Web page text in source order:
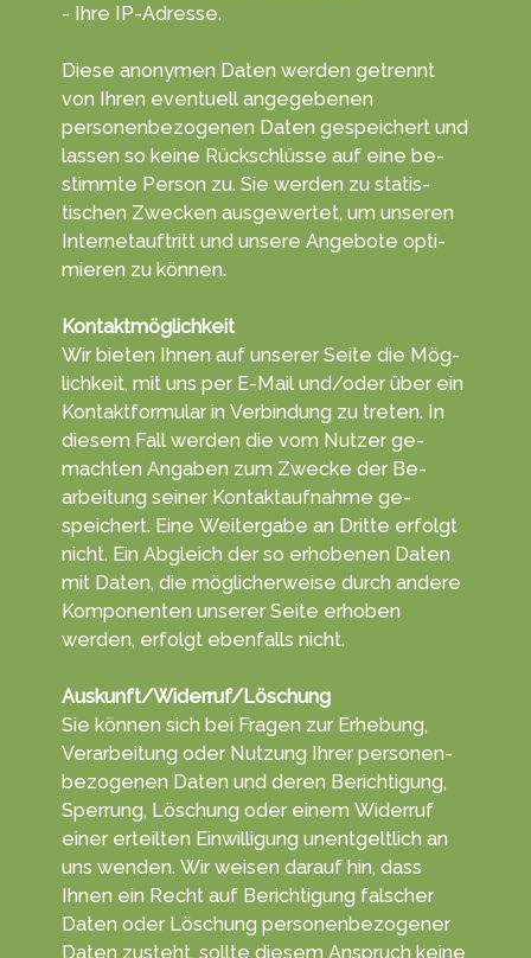
- Ihre IP-Adresse.
Diese anonymen Daten wer­den getrennt
von Ihren even­tuell ange­gebenen
personen­bezogenen Da­ten ge­speichert und
lassen so keine Rück­schlüsse auf eine be­
stimmte Per­son zu. Sie wer­den zu statis­
tischen Zwecken aus­gewertet, um unseren
Internet­auftritt und unsere An­gebote opti­
mieren zu kön­nen.
Kontaktmöglichkeit
Wir bieten Ihnen auf unserer Sei­te die Mög­
lich­keit, mit uns per E-Mail und/oder über ein
Kontakt­formu­lar in Ver­bin­dung zu tret­en. In
die­sem Fall werden die vom Nut­zer ge­
machten An­gab­en zum Zwecke der Be­
arbei­tung seiner Kontakt­aufnahme ge­
speichert. Eine Weiter­gabe an Dritte erfolgt
nicht. Ein Ab­gleich der so erho­benen Da­ten
mit Da­ten, die mög­licher­weise durch andere
Kompo­nenten unserer Sei­te erhoben
werden, er­folgt eben­falls nicht.
Auskunft/Widerruf/Löschung
Sie können sich bei Fra­gen zur Er­heb­ung,
Ver­arbei­tung oder Nut­zung Ihrer personen­
bezoge­nen Da­ten und deren Berich­tigung,
Sper­rung, Lö­schung oder einem Wider­ruf
einer erteil­ten Ein­willigung unent­gelt­lich an
uns wen­den. Wir wei­sen darauf hin, dass
Ihnen ein Recht auf Be­rich­ti­gung fal­scher
Da­ten oder Lö­schung personen­bezo­gener
Da­ten zu­steht, sollte diesem An­spruch keine